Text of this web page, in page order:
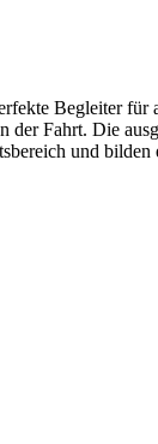
Begleiter
Fahrt. Die
und